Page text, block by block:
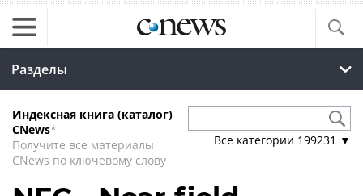
Разделы
Индексная книга (каталог)
CNews*
Получите все материалы
CNews по ключевому слову
Все категории 199231 ▼